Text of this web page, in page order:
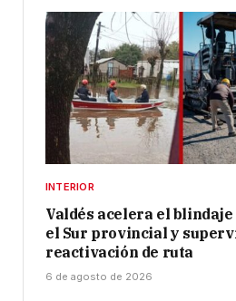
INTERIOR
Valdés acelera el
el Sur provincial y
reactivación de ruta
6 de agosto de 2026